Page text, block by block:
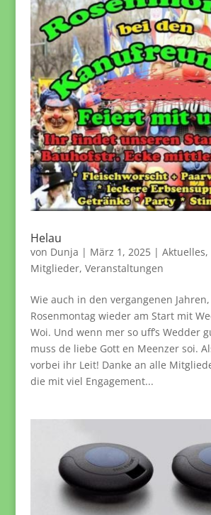
Helau
von Dunja | März 1, 2025| Aktuelles,
Mitglieder, Veranstaltungen
Wie auch in den vergangenen
Rosenmontag wieder am Start mit
Woi. Und wenn mer so uff’s Wedder
muss de liebe Gott en Meenzer soi.
vorbei ihr Leit! Danke an alle
die mit viel Engagement...